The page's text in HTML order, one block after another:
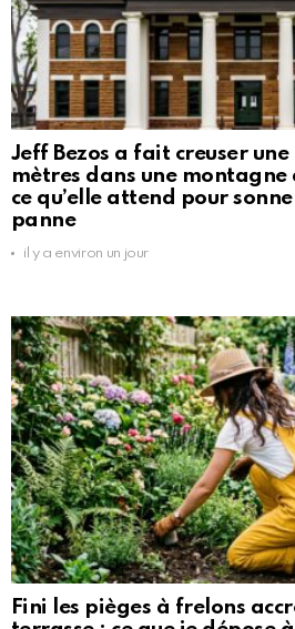
Jeff Bezos a fait creuser
mètres dans une montagne
ce qu’elle attend pour
panne
il y a environ un jour
Fini les pièges à frelons